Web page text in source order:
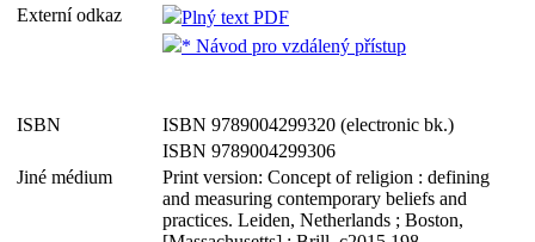
Externí odkaz
Plný text PDF
* Návod pro vzdálený přístup
ISBN
ISBN 9789004299320 (electronic bk.)
ISBN 9789004299306
Jiné médium
Print version: Concept of religion : defining
and measuring contemporary beliefs and
practices. Leiden, Netherlands ; Boston,